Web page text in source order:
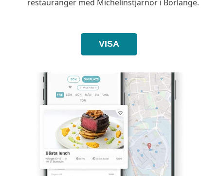
restauranger med Michelinstjärnor i Borlänge.
VISA